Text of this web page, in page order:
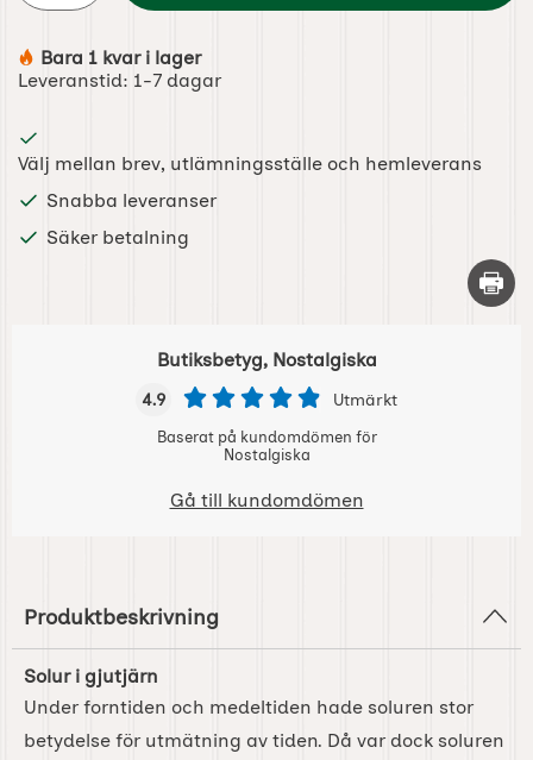
Tillgänglighet:
Bara 1 kvar i lager
Leveranstid: 1-7 dagar
Välj mellan brev, utlämningsställe och hemleverans
Snabba leveranser
Säker betalning
Skriv
Butiksbetyg, Nostalgiska
4.9 Utmärkt
Baserat på kundomdömen för
Nostalgiska
Gå till kundomdömen
Produktbeskrivning
Solur i gjutjärn
Under forntiden och medeltiden hade soluren stor
betydelse för utmätning av tiden. Då var dock soluren